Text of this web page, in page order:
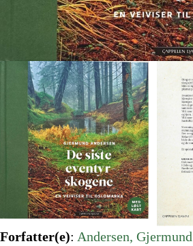
Forfatter(e): Andersen, Gjermund